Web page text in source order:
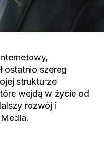
ostatnio szereg
strukturze
wejdą w życie od
rozwój i